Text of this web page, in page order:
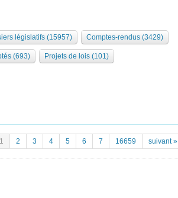
législatifs (15957) Comptes-rendus (3429)
(693) Projets de lois (101)
1 2 3 4 5 6 7 16659 suivant »